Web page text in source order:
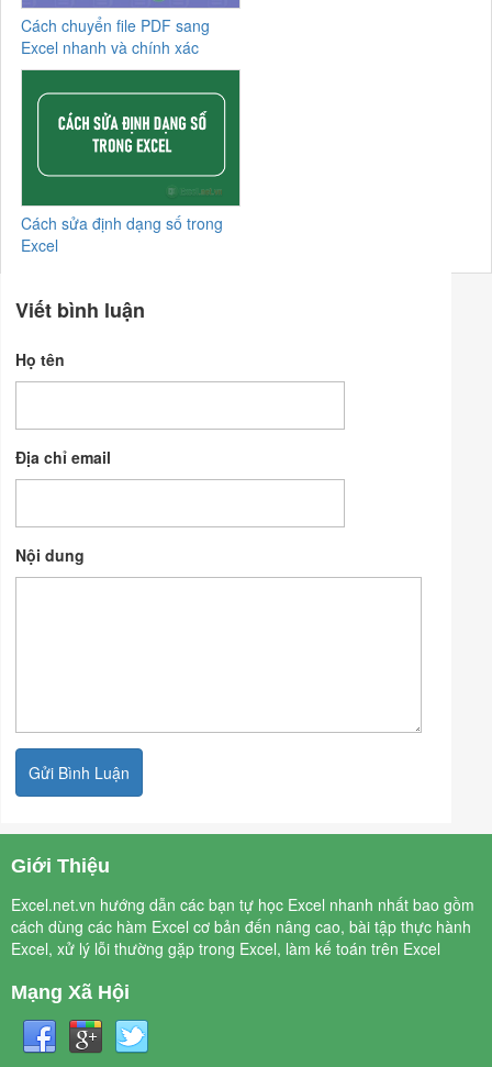
Cách chuyển file PDF sang
Excel nhanh và chính xác
Cách sửa định dạng số trong
Excel
Viết bình luận
Họ tên
Địa chỉ email
Nội dung
Giới Thiệu
Excel.net.vn hướng dẫn các bạn tự học Excel nhanh nhất bao gồm
cách dùng các hàm Excel cơ bản đến nâng cao, bài tập thực hành
Excel, xử lý lỗi thường gặp trong Excel, làm kế toán trên Excel
Mạng Xã Hội